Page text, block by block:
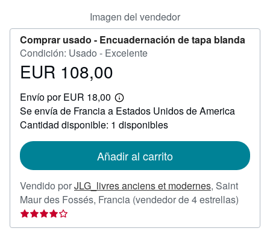
Imagen del vendedor
Comprar usado - Encuadernación de tapa blanda
Condición: Usado - Excelente
Precio
108,00
EUR 108,00
Envío por EUR 18,00
Más
información
sobre
las
envío
Se envía de Francia a Estados Unidos de America
Cantidad disponible: 1 disponibles
Añadir al carrito
Vendido porJLG_livres anciens et modernes, Saint
Maur des Fossés, Francia (vendedor de 4 estrellas)